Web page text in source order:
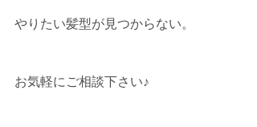
やりたい髪型が見つからない。
お気軽にご相談下さい♪